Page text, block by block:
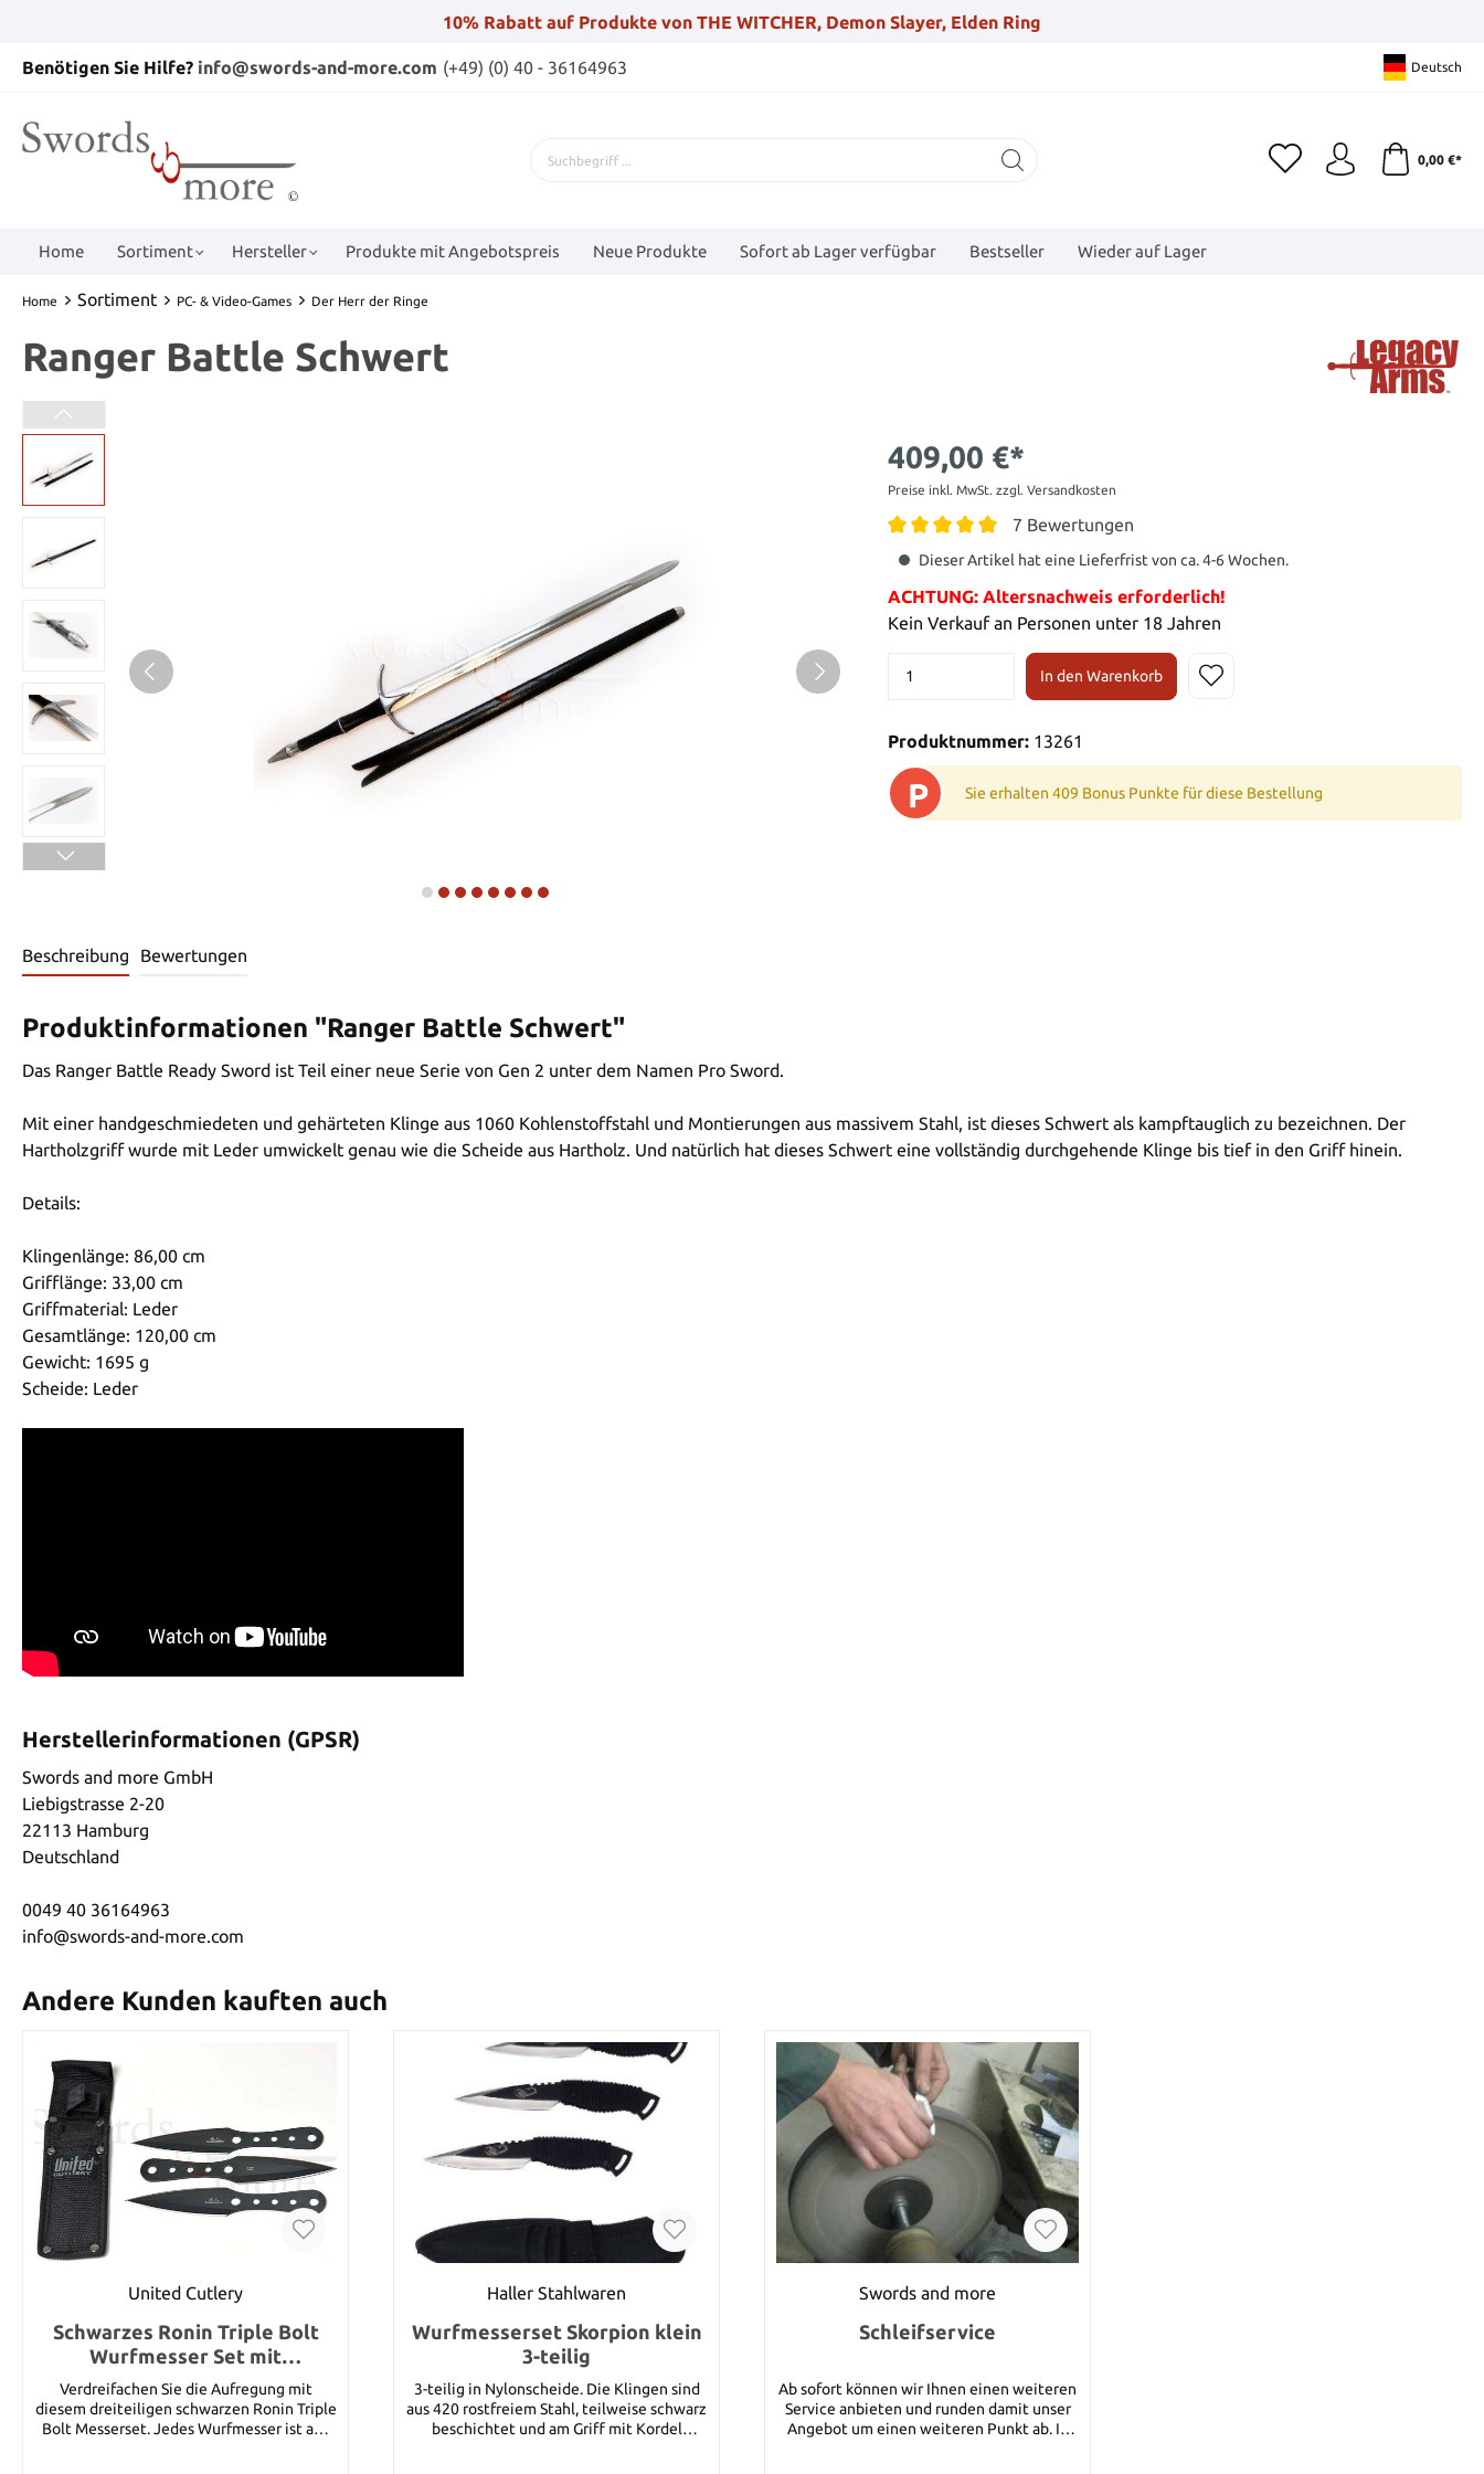
10% Rabatt auf Produkte von THE WITCHER, Demon Slayer, Elden Ring
Benötigen Sie Hilfe? info@swords-and-more.com (+49) (0) 40 - 36164963 Deutsch
0,00 €*
Home Sortiment Hersteller Produkte mit Angebotspreis Neue Produkte Sofort ab Lager verfügbar Bestseller Wieder auf Lager
Home Sortiment PC- & Video-Games Der Herr der Ringe
Ranger Battle Schwert
409,00 €*
Preise inkl. MwSt. zzgl. Versandkosten
7 Bewertungen
Dieser Artikel hat eine Lieferfrist von ca. 4-6 Wochen.
ACHTUNG: Altersnachweis erforderlich!
Kein Verkauf an Personen unter 18 Jahren
In den Warenkorb
Produktnummer: 13261
P Sie erhalten 409 Bonus Punkte für diese Bestellung
Beschreibung Bewertungen
Produktinformationen "Ranger Battle Schwert"
Das Ranger Battle Ready Sword ist Teil einer neue Serie von Gen 2 unter dem Namen Pro Sword.
Mit einer handgeschmiedeten und gehärteten Klinge aus 1060 Kohlenstoffstahl und Montierungen aus massivem Stahl, ist dieses Schwert als kampftauglich zu bezeichnen. Der
Hartholzgriff wurde mit Leder umwickelt genau wie die Scheide aus Hartholz. Und natürlich hat dieses Schwert eine vollständig durchgehende Klinge bis tief in den Griff hinein.
Details:
Klingenlänge: 86,00 cm
Grifflänge: 33,00 cm
Griffmaterial: Leder
Gesamtlänge: 120,00 cm
Gewicht: 1695 g
Scheide: Leder
Herstellerinformationen (GPSR)
Swords and more GmbH
Liebigstrasse 2-20
22113 Hamburg
Deutschland
0049 40 36164963
info@swords-and-more.com
Andere Kunden kauften auch
United Cutlery
Schwarzes Ronin Triple Bolt
Wurfmesser Set mit
Nylonscheide
Verdreifachen Sie die Aufregung mit
diesem dreiteiligen schwarzen Ronin Triple
Bolt Messerset. Jedes Wurfmesser ist aus
Haller Stahlwaren
Wurfmesserset Skorpion klein
3-teilig
3-teilig in Nylonscheide. Die Klingen sind
aus 420 rostfreiem Stahl, teilweise schwarz
beschichtet und am Griff mit Kordel
Swords and more
Schleifservice
Ab sofort können wir Ihnen einen weiteren
Service anbieten und runden damit unser
Angebot um einen weiteren Punkt ab. In